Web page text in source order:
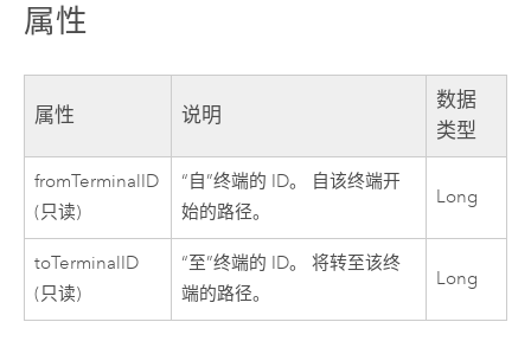
属性
属性 说明
数据
类型
fromTerminalID
(只读)
“自”终端的 ID。 自该终端开
始的路径。
Long
toTerminalID
(只读)
“至”终端的 ID。 将转至该终
端的路径。
Long